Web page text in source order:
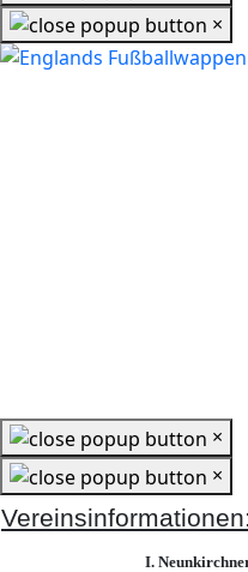
×
×
×
Vereinsinformationen:
I.